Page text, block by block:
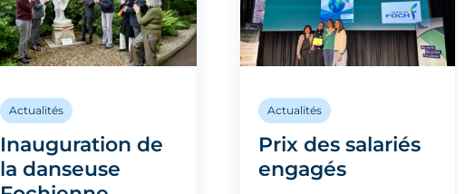
Actualités
Inauguration de
la danseuse
Actualités
Prix des salariés
engagés